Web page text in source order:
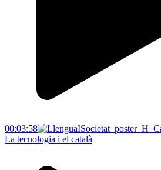
00:03:58
La tecnologia i el català